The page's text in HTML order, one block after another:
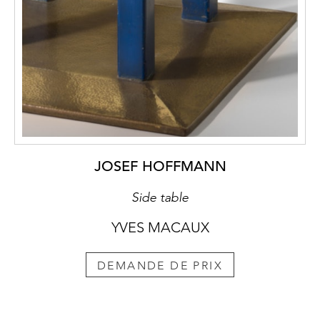
JOSEF HOFFMANN
Side table
YVES MACAUX
DEMANDE DE PRIX